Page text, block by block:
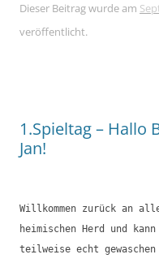
Dieser Beitrag wurde am
veröffentlicht.
1.Spieltag – Hallo
Jan!
Willkommen zurück an
heimischen Herd und
teilweise echt